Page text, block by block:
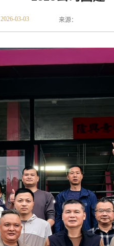
来源：
2026-03-03